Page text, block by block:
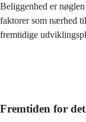
Beliggenhed er
faktorer som nærhed
fremtidige
Fremtiden for